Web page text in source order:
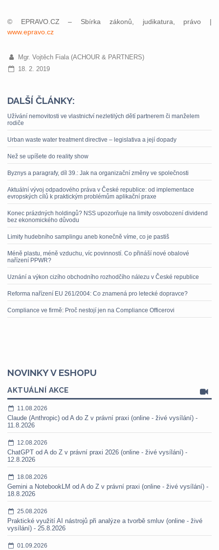
© EPRAVO.CZ – Sbírka zákonů, judikatura, právo |
www.epravo.cz
Mgr. Vojtěch Fiala (ACHOUR & PARTNERS)
18. 2. 2019
DALŠÍ ČLÁNKY:
Užívání nemovitosti ve vlastnictví nezletilých dětí partnerem či manželem
rodiče
Urban waste water treatment directive – legislativa a její dopady
Než se upíšete do reality show
Byznys a paragrafy, díl 39.: Jak na organizační změny ve společnosti
Aktuální vývoj odpadového práva v České republice: od implementace
evropských cílů k praktickým problémům aplikační praxe
Konec prázdných holdingů? NSS upozorňuje na limity osvobození dividend
bez ekonomického důvodu
Limity hudebního samplingu aneb konečně víme, co je pastiš
Méně plastu, méně vzduchu, víc povinností. Co přináší nové obalové
nařízení PPWR?
Uznání a výkon cizího obchodního rozhodčího nálezu v České republice
Reforma nařízení EU 261/2004: Co znamená pro letecké dopravce?
Compliance ve firmě: Proč nestojí jen na Compliance Officerovi
NOVINKY V ESHOPU
AKTUÁLNÍ AKCE
11.08.2026
Claude (Anthropic) od A do Z v právní praxi (online - živé vysílání) -
11.8.2026
12.08.2026
ChatGPT od A do Z v právní praxi 2026 (online - živé vysílání) -
12.8.2026
18.08.2026
Gemini a NotebookLM od A do Z v právní praxi (online - živé vysílání) -
18.8.2026
25.08.2026
Praktické využití AI nástrojů při analýze a tvorbě smluv (online - živé
vysílání) - 25.8.2026
01.09.2026